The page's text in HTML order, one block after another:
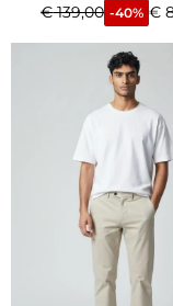
€139,00 -40% €